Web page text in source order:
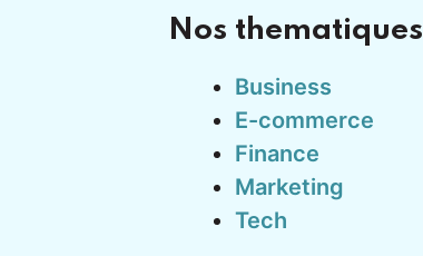
Nos thematiques
Business
E-commerce
Finance
Marketing
Tech